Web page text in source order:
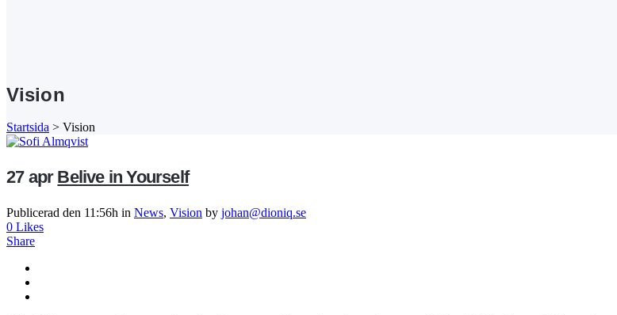
Vision
Startsida > Vision
27 apr Belive in Yourself
Publicerad den 11:56h in News, Vision by johan@dioniq.se
0 Likes
Share